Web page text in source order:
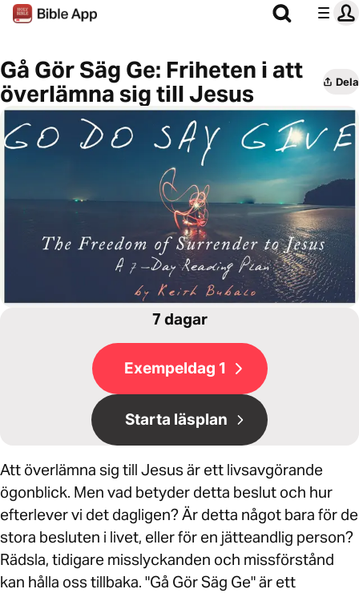
Gå Gör Säg Ge: Friheten i att
överlämna sig till Jesus
Dela
7 dagar
Exempeldag 1
Starta läsplan
Att överlämna sig till Jesus är ett livsavgörande
ögonblick. Men vad betyder detta beslut och hur
efterlever vi det dagligen? Är detta något bara för de
stora besluten i livet, eller för en jätteandlig person?
Rädsla, tidigare misslyckanden och missförstånd
kan hålla oss tillbaka. "Gå Gör Säg Ge" är ett